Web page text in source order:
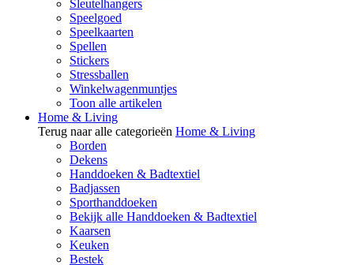
Sleutelhangers
Speelgoed
Speelkaarten
Spellen
Stickers
Stressballen
Winkelwagenmuntjes
Toon alle artikelen
Home & Living
Terug naar alle categorieën Home & Living
Borden
Dekens
Handdoeken & Badtextiel
Badjassen
Sporthanddoeken
Bekijk alle Handdoeken & Badtextiel
Kaarsen
Keuken
Bestek